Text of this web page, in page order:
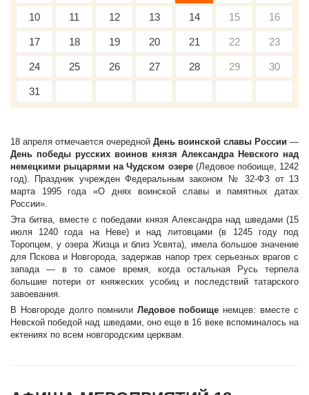
10 11 12 13 14 15 16
17 18 19 20 21 22 23
24 25 26 27 28 29 30
31
18 апреля отмечается очередной День воинской славы России —
День победы русских воинов князя Александра Невского над
немецкими рыцарями на Чудском озере(Ледовое побоище, 1242
год). Праздник учрежден Федеральным законом № 32-ФЗ от 13
марта 1995 года «О днях воинской славы и памятных датах
России».
Эта битва, вместе с победами князя Александра над шведами (15
июля 1240 года на Неве) и над литовцами (в 1245 году под
Торопцем, у озера Жизца и близ Усвята), имела большое значение
для Пскова и Новгорода, задержав напор трех серьезных врагов с
запада — в то самое время, когда остальная Русь терпела
большие потери от княжеских усобиц и последствий татарского
завоевания.
В Новгороде долго помнили Ледовое побоище немцев: вместе с
Невской победой над шведами, оно еще в 16 веке вспоминалось на
ектениях по всем новгородским церквам.